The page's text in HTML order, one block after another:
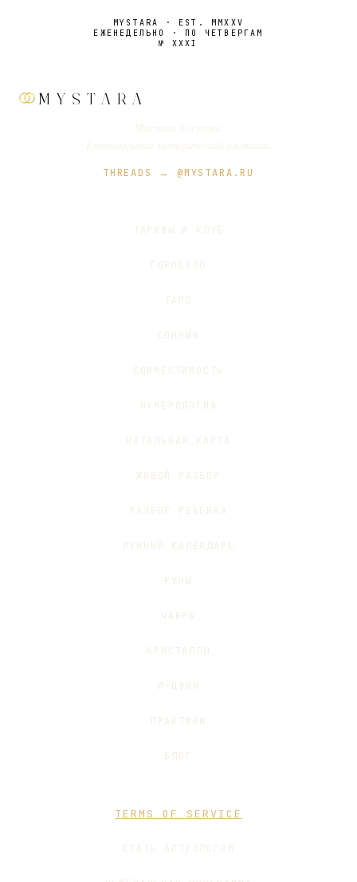
MYSTARA · EST. MMXXV
ЕЖЕНЕДЕЛЬНО · ПО ЧЕТВЕРГАМ
№ XXXI
MYSTARA
THREADS → @MYSTARA.RU
ТАРИФЫ И КЛУБ
ГОРОСКОП
ТАРО
СОННИК
СОВМЕСТИМОСТЬ
НУМЕРОЛОГИЯ
НАТАЛЬНАЯ КАРТА
ЖИВОЙ РАЗБОР
РАЗБОР РЕБЁНКА
ЛУННЫЙ КАЛЕНДАРЬ
РУНЫ
ЧАКРЫ
КРИСТАЛЛЫ
И-ЦЗИН
ПРАКТИКИ
БЛОГ
TERMS OF SERVICE
СТАТЬ АСТРОЛОГОМ